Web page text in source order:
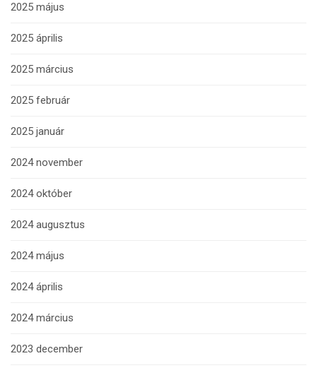
2025 május
2025 április
2025 március
2025 február
2025 január
2024 november
2024 október
2024 augusztus
2024 május
2024 április
2024 március
2023 december